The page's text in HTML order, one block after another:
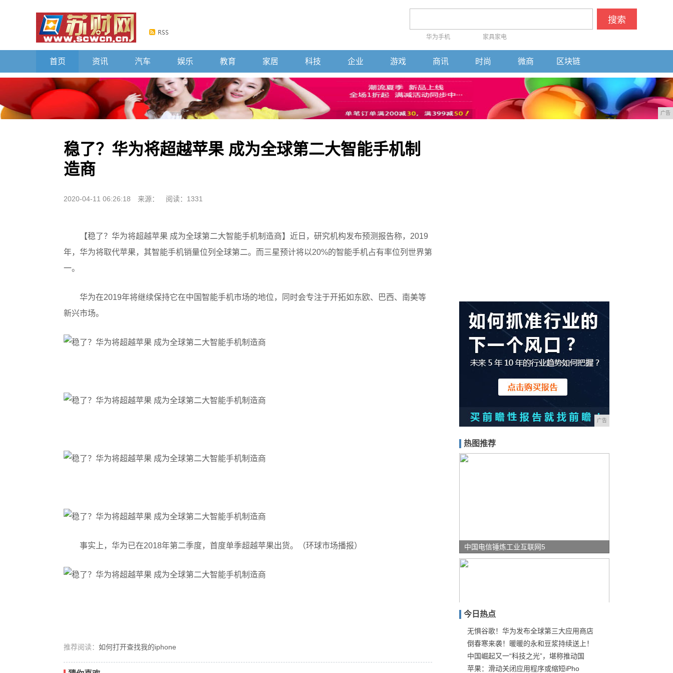
搜索
华为手机 家具家电
首页 资讯 汽车 娱乐 教育 家居 科技 企业 游戏 商讯 时尚 微商 区块链
广告
稳了？华为将超越苹果 成为全球第二大智能手机制
造商
2020-04-11 06:26:18 来源： 阅读：1331
【稳了？华为将超越苹果 成为全球第二大智能手机制造商】近日，研究机构发布预测报告称，2019
年，华为将取代苹果，其智能手机销量位列全球第二。而三星预计将以20%的智能手机占有率位列世界第
一。
华为在2019年将继续保持它在中国智能手机市场的地位，同时会专注于开拓如东欧、巴西、南美等
新兴市场。
事实上，华为已在2018年第二季度，首度单季超越苹果出货。（环球市场播报）
推荐阅读： 如何打开查找我的iphone
广告
热图推荐
中国电信锤炼工业互联网5
成都如何成为中国电子信息
今日热点
无惧谷歌！华为发布全球第三大应用商店
倒春寒来袭！暖暖的永和豆浆持续送上！
中国崛起又一“科技之光”，堪称推动国
苹果：滑动关闭应用程序或缩短iPho